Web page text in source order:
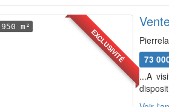
EXCLUSIVITÉ
950 m²
73
...A